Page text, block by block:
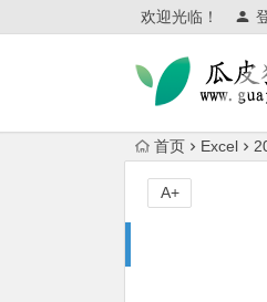
欢迎光临！
首页 Excel
A+